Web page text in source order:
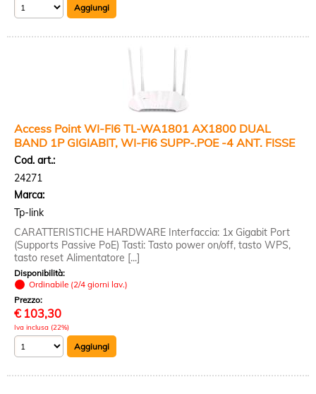
Access Point WI-FI6 TL-WA1801 AX1800 DUAL
BAND 1P GIGIABIT, WI-FI6 SUPP-.POE -4 ANT. FISSE
Cod. art.:
24271
Marca:
Tp-link
CARATTERISTICHE HARDWARE Interfaccia: 1x Gigabit Port
(Supports Passive PoE) Tasti: Tasto power on/off, tasto WPS,
tasto reset Alimentatore [...]
Disponibilità:
Ordinabile (2/4 giorni lav.)
Prezzo:
€ 103,30
Iva inclusa (22%)